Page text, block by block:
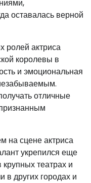
оставалась верной
ролей актриса
королевы в
и эмоциональная
отличные
на сцене актриса
укрепился еще
крупных театрах и
в других городах и